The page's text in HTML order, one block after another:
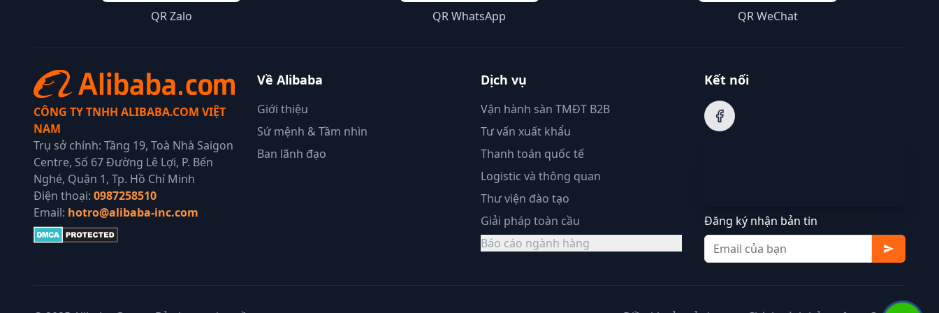
QR Zalo QR WhatsApp QR WeChat
CÔNG TY TNHH ALIBABA.COM VIỆT
NAM
Trụ sở chính: Tầng 19, Toà Nhà Saigon
Centre, Số 67 Đường Lê Lợi, P. Bến
Nghé, Quận 1, Tp. Hồ Chí Minh
Điện thoại: 0987258510
Email: hotro@alibaba-inc.com
Về Alibaba
Giới thiệu
Sứ mệnh & Tầm nhìn
Ban lãnh đạo
Dịch vụ
Vận hành sàn TMĐT B2B
Tư vấn xuất khẩu
Thanh toán quốc tế
Logistic và thông quan
Thư viện đào tạo
Giải pháp toàn cầu
Báo cáo ngành hàng
Kết nối
Đăng ký nhận bản tin